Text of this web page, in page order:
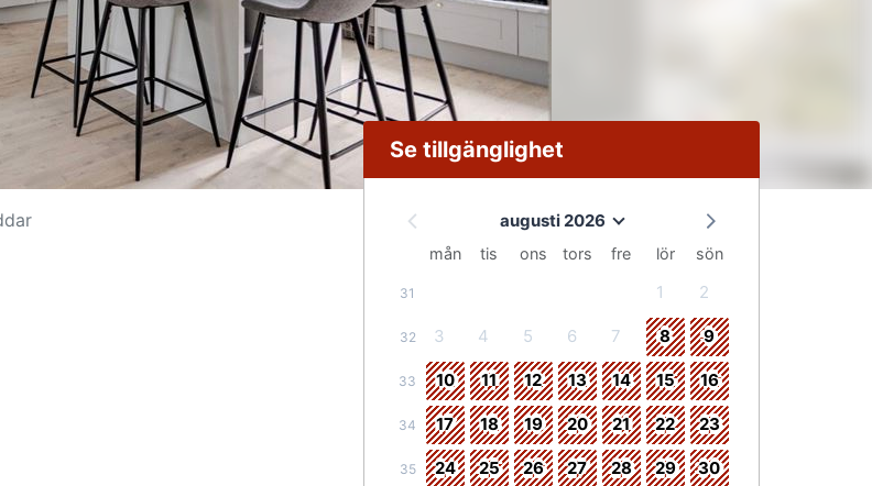
Se tillgänglighet
augusti 2026
mån tis ons tors fre lör sön
31 1 2
32 3 4 5 6 7 8 9
33 10 11 12 13 14 15 16
34 17 18 19 20 21 22 23
35 24 25 26 27 28 29 30